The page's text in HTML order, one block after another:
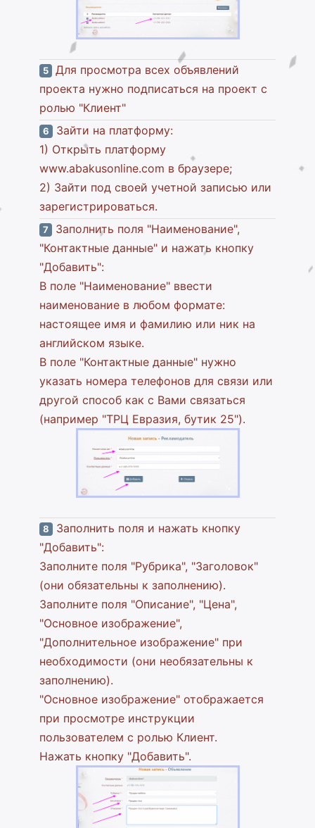
5
Для просмотра всех объявлений
проекта нужно подписаться на проект с
ролью "Клиент"
6
Зайти на платформу:
1) Открыть платформу
www.abakusonline.com в браузере;
2) Зайти под своей учетной записью или
зарегистрироваться.
7
Заполнить поля "Наименование",
"Контактные данные" и нажать кнопку
"Добавить":
В поле "Наименование" ввести
наименование в любом формате:
настоящее имя и фамилию или ник на
английском языке.
В поле "Контактные данные" нужно
указать номера телефонов для связи или
другой способ как с Вами связаться
(например "ТРЦ Евразия, бутик 25").
8
Заполнить поля и нажать кнопку
"Добавить":
Заполните поля "Рубрика", "Заголовок"
(они обязательны к заполнению).
Заполните поля "Описание", "Цена",
"Основное изображение",
"Дополнительное изображение" при
необходимости (они необязательны к
заполнению).
"Основное изображение" отображается
при просмотре инструкции
пользователем с ролью Клиент.
Нажать кнопку "Добавить".